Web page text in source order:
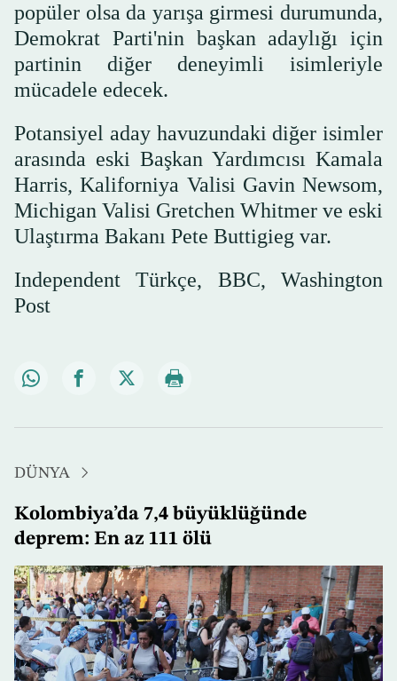
popüler olsa da yarışa girmesi durumunda,
Demokrat Parti'nin başkan adaylığı için
partinin diğer deneyimli isimleriyle
mücadele edecek.
Potansiyel aday havuzundaki diğer isimler
arasında eski Başkan Yardımcısı Kamala
Harris, Kaliforniya Valisi Gavin Newsom,
Michigan Valisi Gretchen Whitmer ve eski
Ulaştırma Bakanı Pete Buttigieg var.
Independent Türkçe, BBC, Washington
Post
DÜNYA
Kolombiya’da 7,4 büyüklüğünde
deprem: En az 111 ölü